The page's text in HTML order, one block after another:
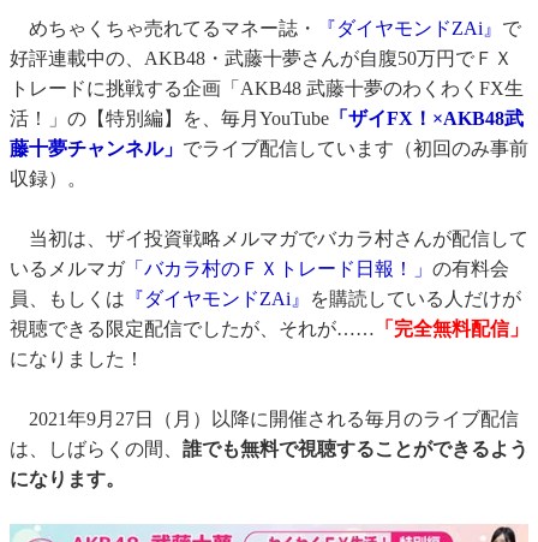
めちゃくちゃ売れてるマネー誌・ 『ダイヤモンドZAi』 で
好評連載中の、AKB48・武藤十夢さんが自腹50万円でＦＸ
トレードに挑戦する企画「AKB48 武藤十夢のわくわくFX生
活！」の【特別編】を、毎月YouTube 「ザイFX！×AKB48武
藤十夢チャンネル」 でライブ配信しています（初回のみ事前
収録）。
当初は、ザイ投資戦略メルマガでバカラ村さんが配信して
いるメルマガ「バカラ村のＦＸトレード日報！」 の有料会
員、もしくは 『ダイヤモンドZAi』
を購読している人だけが
視聴できる限定配信でしたが、それが…… 「完全無料配信」
になりました！
2021年9月27日（月）以降に開催される毎月のライブ配信
は、しばらくの間、 誰でも無料で視聴することができるよう
になります。